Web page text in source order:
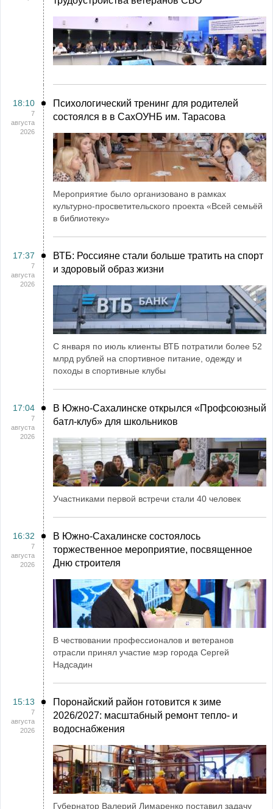
18:10
7
августа
2026
Психологический тренинг для родителей
состоялся в в СахОУНБ им. Тарасова
Мероприятие было организовано в рамках
культурно-просветительского проекта «Всей семьёй
в библиотеку»
17:37
7
августа
2026
ВТБ: Россияне стали больше тратить на спорт
и здоровый образ жизни
С января по июль клиенты ВТБ потратили более 52
млрд рублей на спортивное питание, одежду и
походы в спортивные клубы
17:04
7
августа
2026
В Южно-Сахалинске открылся «Профсоюзный
батл-клуб» для школьников
Участниками первой встречи стали 40 человек
16:32
7
августа
2026
В Южно-Сахалинске состоялось
торжественное мероприятие, посвященное
Дню строителя
В чествовании профессионалов и ветеранов
отрасли принял участие мэр города Сергей
Надсадин
15:13
7
августа
2026
Поронайский район готовится к зиме
2026/2027: масштабный ремонт тепло- и
водоснабжения
Губернатор Валерий Лимаренко поставил задачу